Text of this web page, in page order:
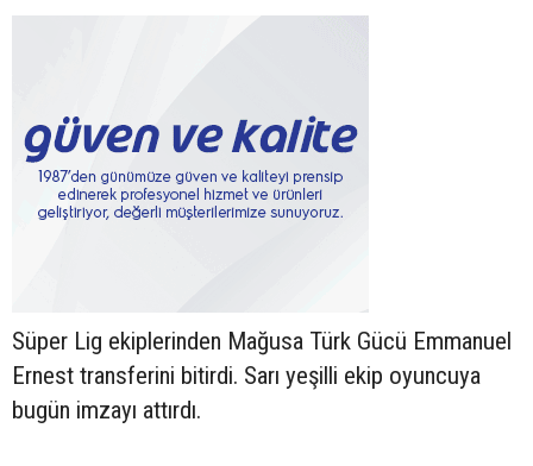
Süper Lig ekiplerinden Mağusa Türk Gücü Emmanuel
Ernest transferini bitirdi. Sarı yeşilli ekip oyuncuya
bugün imzayı attırdı.